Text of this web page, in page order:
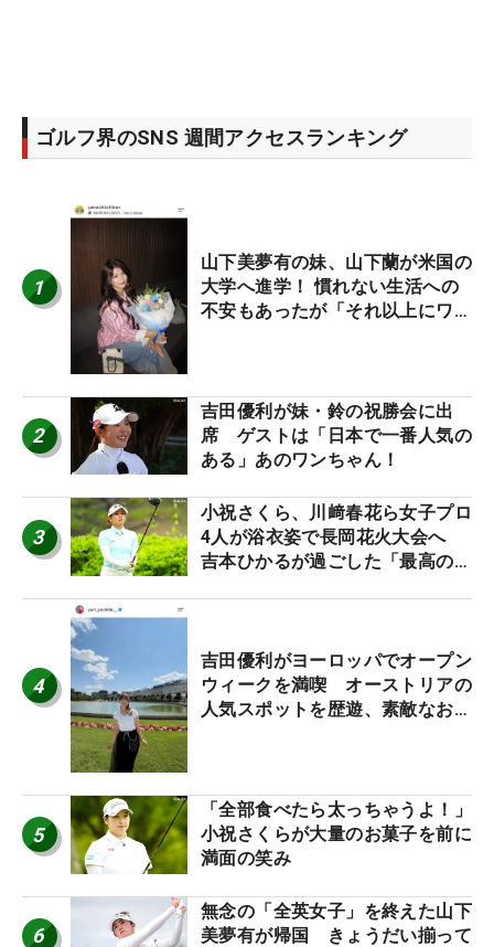
ゴルフ界のSNS 週間アクセスランキング
1
山下美夢有の妹、山下蘭が米国の
大学へ進学！ 慣れない生活への
不安もあったが「それ以上にワク
2
吉田優利が妹・鈴の祝勝会に出
席 ゲストは「日本で一番人気の
ある」あのワンちゃん！
3
小祝さくら、川﨑春花ら女子プロ
4人が浴衣姿で長岡花火大会へ
吉本ひかるが過ごした「最高の夏
4
吉田優利がヨーロッパでオープン
ウィークを満喫 オーストリアの
人気スポットを歴遊、素敵なお土
5
「全部食べたら太っちゃうよ！」
小祝さくらが大量のお菓子を前に
満面の笑み
6
無念の「全英女子」を終えた山下
美夢有が帰国 きょうだい揃って